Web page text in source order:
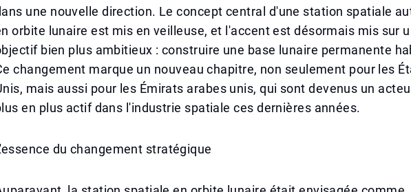
une nouvelle direction. Le concept central d'une station spatiale
orbite lunaire est mis en veilleuse, et l'accent est désormais mis sur
bien plus ambitieux : construire une base lunaire permanente
changement marque un nouveau chapitre, non seulement pour les
mais aussi pour les Émirats arabes unis, qui sont devenus un
en plus actif dans l'industrie spatiale ces dernières années.
du changement stratégique